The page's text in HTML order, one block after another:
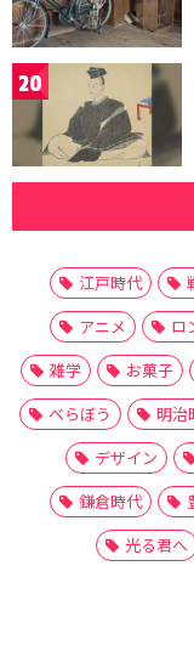
20
江戸時代
アニメ
ロ
雑学
お菓子
べらぼう
明治
デザイン
鎌倉時代
光る君へ